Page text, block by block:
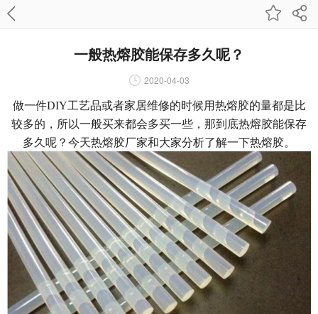
一般热熔胶能保存多久呢？
2020-04-03
做一件DIY工艺品或者家居维修的时候用热熔胶的量都是比
较多的，所以一般买来都会多买一些，那到底热熔胶能保存
多久呢？今天热熔胶厂家和大家分析了解一下热熔胶。